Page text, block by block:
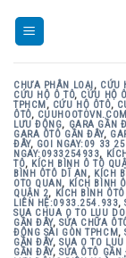
CHƯA PHÂN LOẠI, CỨU
CỨU HỘ Ô TÔ, CỨU HỘ
TPHCM, CỨU HỘ ÔTÔ,
ÔTÔ, CUUHOOTOVN.COM
LƯU ĐỘNG, GARA GẦN
GARA ÔTÔ GẦN ĐÂY,
ĐÂY, GOI NGAY:09 33
NGAY:0933254933,
TÔ, KÍCH BÌNH Ô TÔ
BÌNH ÔTÔ DĨ AN, KÍCH
OTO QUAN, KÍCH BÌNH
QUẬN 2, KÍCH BÌNH
LIÊN HỆ:0933.254.933,
SUA CHUA O TO LUU
GẦN ĐÂY,SỬA CHỮA
ĐỘNG SÀI GÒN TPHCM,
GẦN ĐÂY,SUA O TO LUU
GẦN ĐÂY,SỬA ÔTÔ GẦN